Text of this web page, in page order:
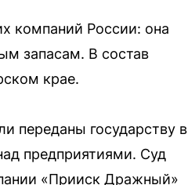
компаний России: она
запасам. В состав
крае.
переданы государству в
предприятиями. Суд
«Прииск Дражный»